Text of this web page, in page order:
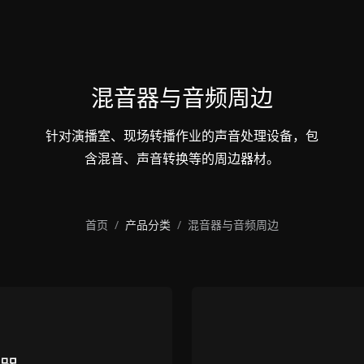
混音器与音频周边
针对演播室、现场转播作业的声音处理设备，包
含混音、声音转换等的周边器材。
首页 产品分类 混音器与音频周边